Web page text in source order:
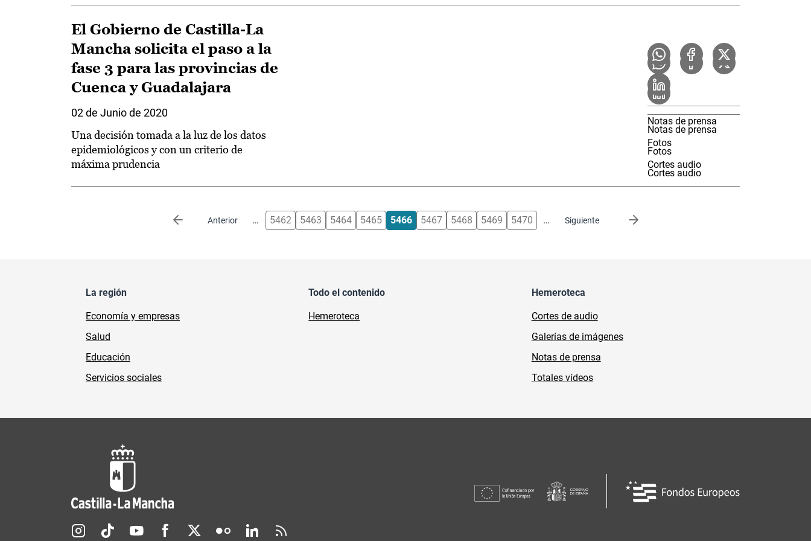
Notas de prensa
Fotos
Cortes audio
El Gobierno de Castilla-La
Mancha solicita el paso a la
fase 3 para las provincias de
Cuenca y Guadalajara
02 de Junio de 2020
Una decisión tomada a la luz de los datos
epidemiológicos y con un criterio de
máxima prudencia
Notas de prensa
Fotos
Cortes audio
Anterior
Página anterior … 5462 5463 5464 5465 5466 5467 5468 5469 5470 … Siguiente
Siguiente página
La región
Economía y empresas
Salud
Educación
Servicios sociales
Todo el contenido
Hemeroteca
Hemeroteca
Cortes de audio
Galerías de imágenes
Notas de prensa
Totales vídeos
Redes sociales JCCM